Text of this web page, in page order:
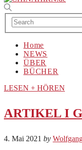
Home
NEWS
ÜBER
BÜCHER
LESEN + HÖREN
ARTIKEL I
4. Mai 2021 by